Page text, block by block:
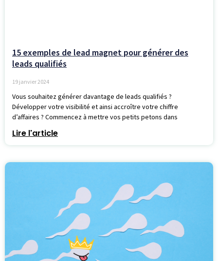
15 exemples de lead magnet pour générer des
leads qualifiés
19 janvier 2024
Vous souhaitez générer davantage de leads qualifiés ?
Développer votre visibilité et ainsi accroître votre chiffre
d’affaires ? Commencez à mettre vos petits petons dans
Lire l'article